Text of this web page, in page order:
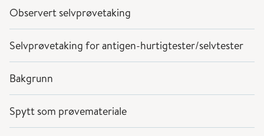
Observert selvprøvetaking
Selvprøvetaking for antigen-hurtigtester/selvtester
Bakgrunn
Spytt som prøvemateriale